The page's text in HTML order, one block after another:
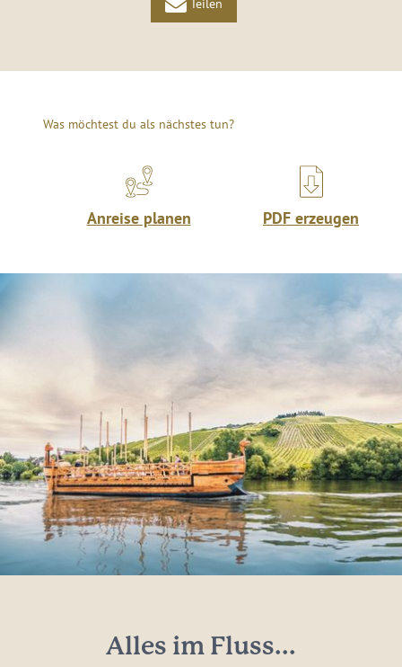
Teilen
Was möchtest du als nächstes tun?
Anreise planen PDF erzeugen
Alles im Fluss...